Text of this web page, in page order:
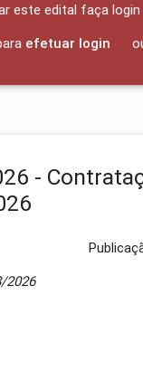
este edital faça
efetuar login
-
2026